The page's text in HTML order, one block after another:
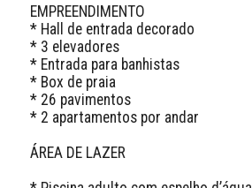
EMPREENDIMENTO
* Hall de entrada decorado
* 3 elevadores
* Entrada para banhistas
* Box de praia
* 26 pavimentos
* 2 apartamentos por andar
ÁREA DE LAZER